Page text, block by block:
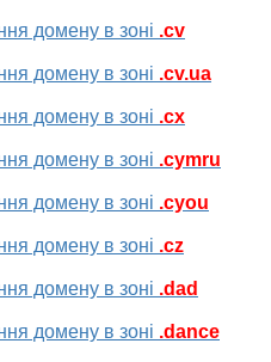
домену в зоні .cv
домену в зоні .cv.ua
домену в зоні .cx
домену в зоні .cymru
домену в зоні .cyou
домену в зоні .cz
домену в зоні .dad
домену в зоні .dance